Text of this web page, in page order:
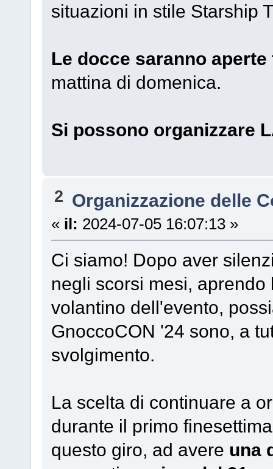
situazioni in stile Starship
Le docce saranno
mattina di domenica.
Si possono organizzare
2 Organizzazione delle
« il: 2024-07-05 16:07:13 »
Ci siamo! Dopo aver
negli scorsi mesi,
volantino dell'evento,
GnoccoCON '24 sono, a
svolgimento.
La scelta di continuare a
durante il primo
questo giro, ad avere una